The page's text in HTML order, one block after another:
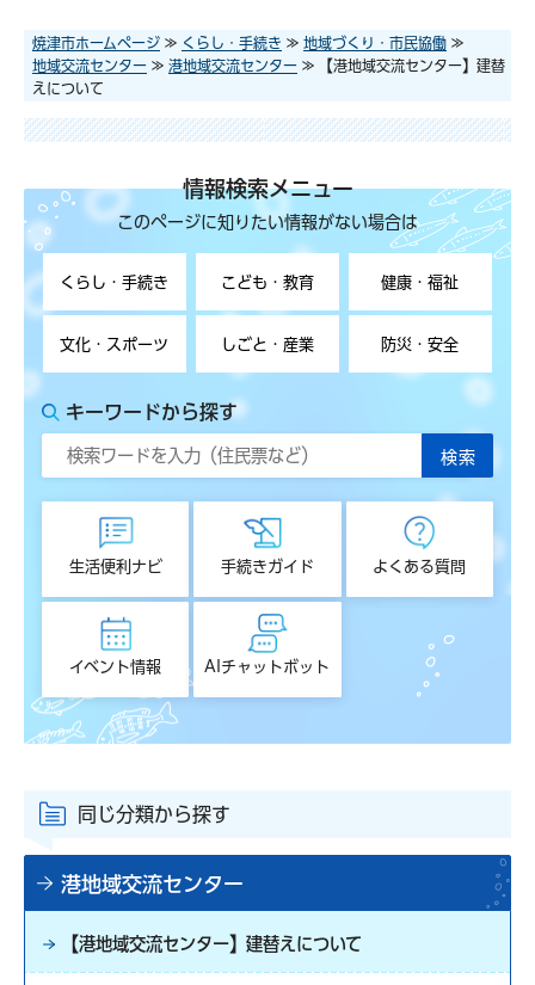
焼津市ホームページ ≫ くらし・手続き ≫ 地域づくり・市民協働 ≫
地域交流センター ≫ 港地域交流センター ≫ 【港地域交流センター】建替
えについて
情報検索メニュー
このページに知りたい情報がない場合は
くらし・手続き こども・教育 健康・福祉
文化・スポーツ しごと・産業 防災・安全
キーワードから探す
生活便利ナビ 手続きガイド よくある質問
イベント情報 AIチャットボット
同じ分類から探す
港地域交流センター
【港地域交流センター】建替えについて